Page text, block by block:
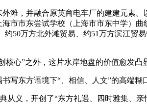
，并融合原英商电车厂的建建元素
市东尝试学校（上海市市东中学）曲
50万方北外滩贸易、约51万方滨江贸
”之外，这片水岸地盘的价值愈发凸
东方语境下“、相信、人文”的高端糊
义，开创了“东方礼遇、四时雅集、